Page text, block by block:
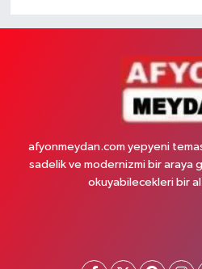
afyonmeydan.com yepyeni
sadelik ve modernizmi bir araya
okuyabilecekleri bir